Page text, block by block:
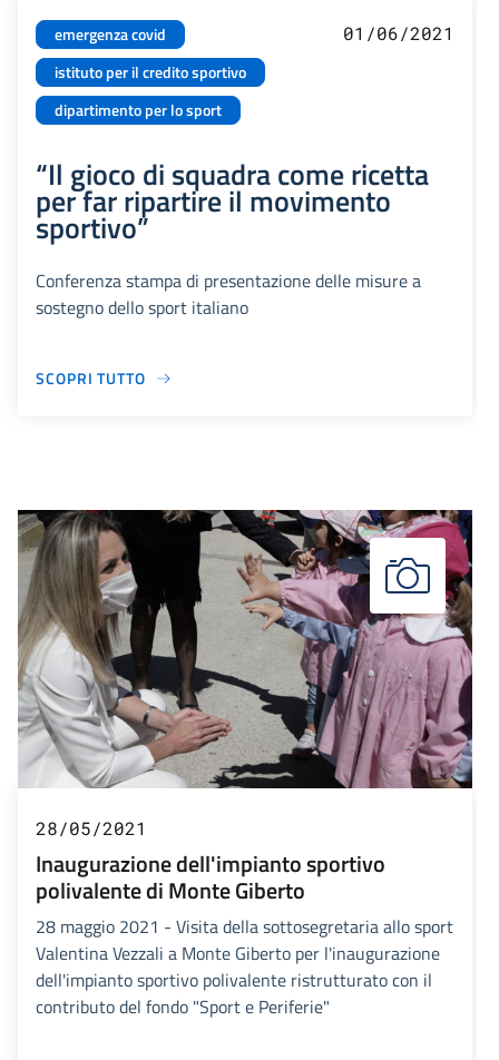
emergenza covid
istituto per il credito sportivo
dipartimento per lo sport
01/06/2021
“Il gioco di squadra come ricetta
per far ripartire il movimento
sportivo”
Conferenza stampa di presentazione delle misure a
sostegno dello sport italiano
SCOPRI TUTTO
28/05/2021
Inaugurazione dell'impianto sportivo
polivalente di Monte Giberto
28 maggio 2021 - Visita della sottosegretaria allo sport
Valentina Vezzali a Monte Giberto per l'inaugurazione
dell'impianto sportivo polivalente ristrutturato con il
contributo del fondo "Sport e Periferie"